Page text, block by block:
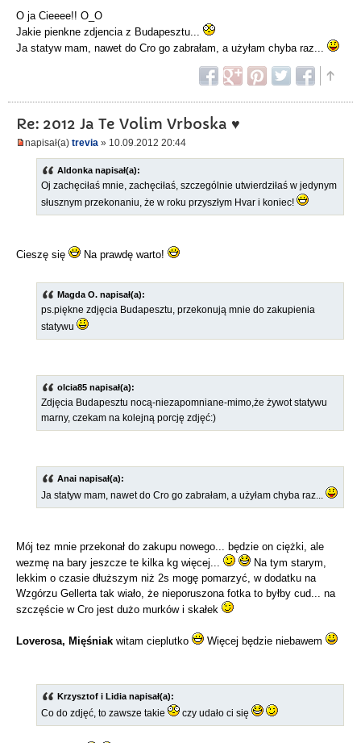
O ja Cieeee!! O_O
Jakie pienkne zdjencia z Budapesztu...
Ja statyw mam, nawet do Cro go zabrałam, a użyłam chyba raz...
Re: 2012 Ja Te Volim Vrboska ♥
napisał(a) trevia » 10.09.2012 20:44
Aldonka napisał(a):
Oj zachęciłaś mnie, zachęciłaś, szczególnie utwierdziłaś w jedynym
słusznym przekonaniu, że w roku przyszłym Hvar i koniec!
Cieszę się Na prawdę warto!
Magda O. napisał(a):
ps.piękne zdjęcia Budapesztu, przekonują mnie do zakupienia
statywu
olcia85 napisał(a):
Zdjęcia Budapesztu nocą-niezapomniane-mimo,że żywot statywu
marny, czekam na kolejną porcję zdjęć:)
Anai napisał(a):
Ja statyw mam, nawet do Cro go zabrałam, a użyłam chyba raz...
Mój tez mnie przekonał do zakupu nowego... będzie on ciężki, ale
wezmę na bary jeszcze te kilka kg więcej...
Na tym starym,
lekkim o czasie dłuższym niż 2s mogę pomarzyć, w dodatku na
Wzgórzu Gellerta tak wiało, że nieporuszona fotka to byłby cud... na
szczęście w Cro jest dużo murków i skałek
Loverosa, Mięśniak witam cieplutko Więcej będzie niebawem
Krzysztof i Lidia napisał(a):
Co do zdjęć, to zawsze takie czy udało ci się